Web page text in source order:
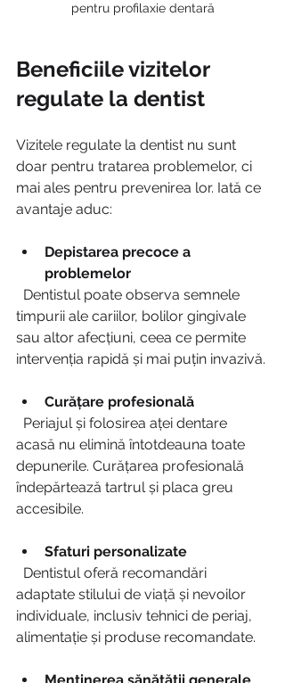
pentru profilaxie dentară
Beneficiile vizitelor
regulate la dentist
Vizitele regulate la dentist nu sunt
doar pentru tratarea problemelor, ci
mai ales pentru prevenirea lor. Iată ce
avantaje aduc:
Depistarea precoce a
problemelor
timpurii ale cariilor, bolilor gingivale
sau altor afecțiuni, ceea ce permite
intervenția rapidă și mai puțin invazivă.
Curățare profesională
acasă nu elimină întotdeauna toate
depunerile. Curățarea profesională
îndepărtează tartrul și placa greu
accesibile.
Sfaturi personalizate
adaptate stilului de viață și nevoilor
individuale, inclusiv tehnici de periaj,
alimentație și produse recomandate.